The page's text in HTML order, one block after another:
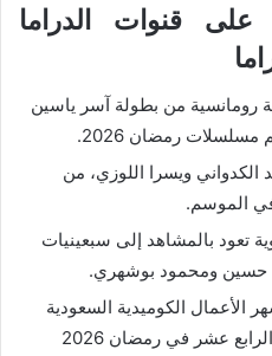
على قنوات الدراما
رومانسية من بطولة آسر ياسين
رمضان 2026.
ويسرا اللوزي، من
في الموسم.
تعود بالمشاهد إلى سبعينيات
حسين ومحمود بوشهري.
— من أشهر الأعمال الكوميدية السعودية
عشر في رمضان 2026